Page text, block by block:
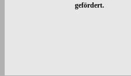
gefördert.